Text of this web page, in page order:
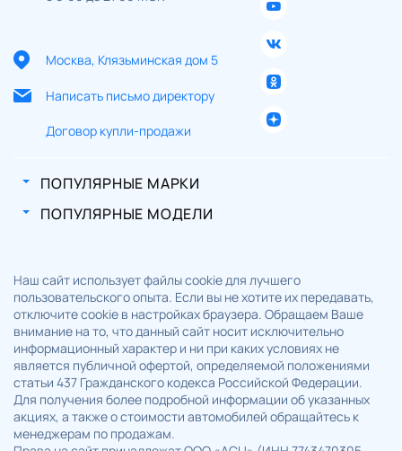
Москва, Клязьминская дом 5
Написать письмо директору
Договор купли-продажи
ПОПУЛЯРНЫЕ МАРКИ
ПОПУЛЯРНЫЕ МОДЕЛИ
Наш сайт использует файлы cookie для лучшего
пользовательского опыта. Если вы не хотите их передавать,
отключите cookie в настройках браузера. Обращаем Ваше
внимание на то, что данный сайт носит исключительно
информационный характер и ни при каких условиях не
является публичной офертой, определяемой положениями
статьи 437 Гражданского кодекса Российской Федерации.
Для получения более подробной информации об указанных
акциях, а также о стоимости автомобилей обращайтесь к
менеджерам по продажам.